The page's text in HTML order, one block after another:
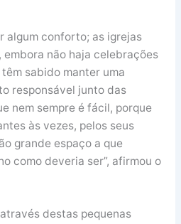
algum conforto; as igrejas
não haja celebrações
sabido manter uma
responsável junto das
nem sempre é fácil, porque
às vezes, pelos seus
grande espaço a que
como deveria ser”, afirmou o
destas pequenas